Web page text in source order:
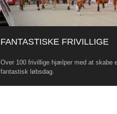
FANTASTISKE FRIVILLIGE
Over 100 frivillige hjælper med at skabe
fantastisk løbsdag.